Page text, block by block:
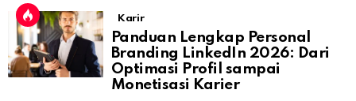
Karir
Panduan Lengkap Personal
Branding LinkedIn 2026: Dari
Optimasi Profil sampai
Monetisasi Karier